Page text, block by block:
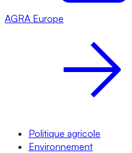
AGRA Europe
Politique agricole
Environnement